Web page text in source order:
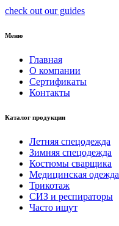
check out our guides
Меню
Главная
О компании
Сертификаты
Контакты
Каталог продукции
Летняя спецодежда
Зимняя спецодежда
Костюмы сварщика
Медицинская одежда
Трикотаж
СИЗ и респираторы
Часто ищут